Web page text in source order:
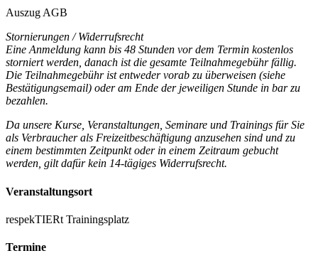
Auszug AGB
Stornierungen / Widerrufsrecht
Eine Anmeldung kann bis 48 Stunden vor dem Termin kostenlos
storniert werden, danach ist die gesamte Teilnahmegebühr fällig.
Die Teilnahmegebühr ist entweder vorab zu überweisen (siehe
Bestätigungsemail) oder am Ende der jeweiligen Stunde in bar zu
bezahlen.
Da unsere Kurse, Veranstaltungen, Seminare und Trainings für Sie
als Verbraucher als Freizeitbeschäftigung anzusehen sind und zu
einem bestimmten Zeitpunkt oder in einem Zeitraum gebucht
werden, gilt dafür kein 14-tägiges Widerrufsrecht.
Veranstaltungsort
respekTIERt Trainingsplatz
Termine